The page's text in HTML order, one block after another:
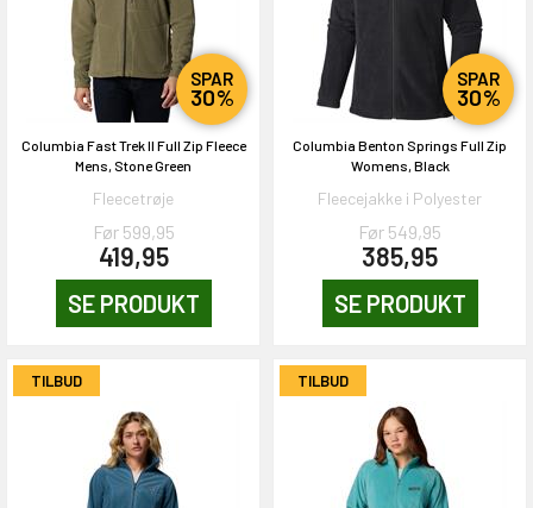
SPAR
30%
Columbia Fast Trek II Full Zip Fleece
Mens, Stone Green
Fleecetrøje
Før 599,95
419,95
SE PRODUKT
SPAR
30%
Columbia Benton Springs Full Zip
Womens, Black
Fleecejakke i Polyester
Før 549,95
385,95
SE PRODUKT
TILBUD TILBUD